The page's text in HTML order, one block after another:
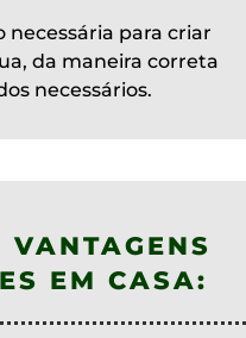
necessária para criar
da maneira correta
necessários.
EM CASA: